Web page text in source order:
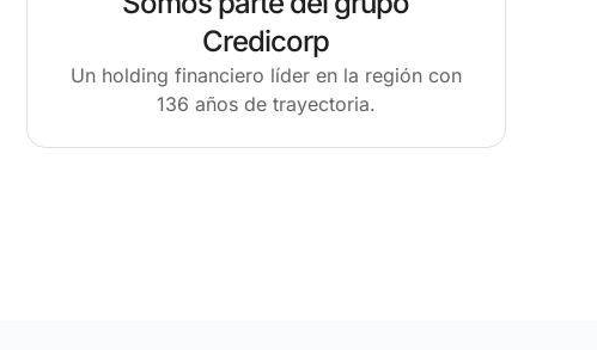
Credicorp
Un holding financiero líder en la región con
136 años de trayectoria.